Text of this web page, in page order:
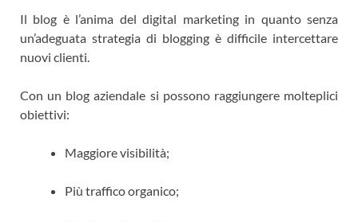
Il blog è l’anima del digital marketing in quanto senza
un’adeguata strategia di blogging è difficile intercettare
nuovi clienti.
Con un blog aziendale si possono raggiungere molteplici
obiettivi:
Maggiore visibilità;
Più traffico organico;